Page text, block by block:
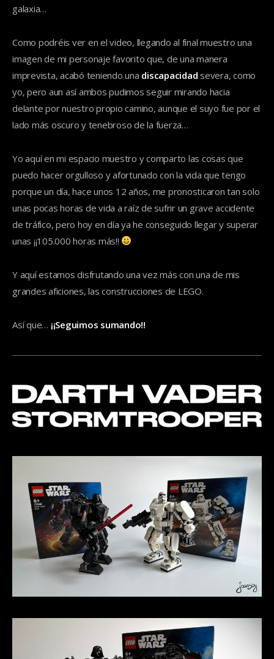
galaxia…
Como podréis ver en el video, llegando al final muestro una
imagen de mi personaje favorito que, de una manera
imprevista, acabó teniendo una discapacidad severa, como
yo, pero aun así ambos pudimos seguir mirando hacia
delante por nuestro propio camino, aunque el suyo fue por el
lado más oscuro y tenebroso de la fuerza…
Yo aquí en mi espacio muestro y comparto las cosas que
puedo hacer orgulloso y afortunado con la vida que tengo
porque un día, hace unos 12 años, me pronosticaron tan solo
unas pocas horas de vida a raíz de sufrir un grave accidente
de tráfico, pero hoy en día ya he conseguido llegar y superar
unas ¡¡105.000 horas más!!
Y aquí estamos disfrutando una vez más con una de mis
grandes aficiones, las construcciones de LEGO.
Así que… ¡¡Seguimos sumando!!